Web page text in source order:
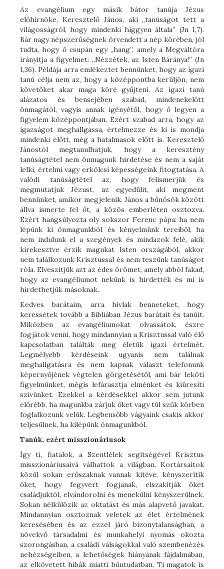
Az evangélium egy másik bátor tanúja Jézus
előhírnöke, Keresztelő János, aki „tanúságot tett a
világosságról, hogy mindenki higgyen általa” (Jn 1,7).
Bár nagy népszerűségnek örvendett a nép körében, jól
tudta, hogy ő csupán egy „hang”, amely a Megváltóra
irányítja a figyelmet: „Nézzétek, az Isten Báránya!” (Jn
1,36). Példája arra emlékeztet bennünket, hogy az igazi
tanú célja nem az, hogy a középpontba kerüljön, nem
követőket akar maga köré gyűjteni. Az igazi tanú
alázatos és bensejében szabad, mindenekelőtt
önmagától, vagyis annak igényétől, hogy ő legyen a
figyelem középpontjában. Ezért szabad arra, hogy az
igazságot meghallgassa, értelmezze és ki is mondja
mindenki előtt, még a hatalmasok előtt is. Keresztelő
Jánostól megtanulhatjuk, hogy a keresztény
tanúságtétel nem önmagunk hirdetése és nem a saját
lelki, értelmi vagy erkölcsi képességeink fitogtatása. A
valódi tanúságtétel az, hogy felismerjük és
megmutatjuk Jézust, az egyedülit, aki megment
bennünket, amikor megjelenik. János a bűnösök között
állva ismerte fel őt, a közös emberléten osztozva.
Ezért hangsúlyozta oly sokszor Ferenc pápa: ha nem
lépünk ki önmagunkból és kényelmünk tereiből, ha
nem indulunk el a szegények és mindazok felé, akik
kirekesztve érzik magukat Isten országából, akkor
nem találkozunk Krisztussal és nem teszünk tanúságot
róla. Elveszítjük azt az édes örömet, amely abból fakad,
hogy az evangéliumot nekünk is hirdették és mi is
hirdethetjük másoknak.
Kedves barátaim, arra hívlak benneteket, hogy
keressétek tovább a Bibliában Jézus barátait és tanúit.
Miközben az evangéliumokat olvassátok, észre
fogjátok venni, hogy mindannyian a Krisztussal való élő
kapcsolatban találták meg életük igazi értelmét.
Legmélyebb kérdéseink ugyanis nem találnak
meghallgatásra és nem kapnak választ telefonunk
képernyőjének végtelen görgetésétől, ami bár leköti
figyelmünket, mégis lefárasztja elménket és kiüresíti
szívünket. Ezekkel a kérdésekkel akkor sem jutunk
előrébb, ha magunkba zárjuk őket vagy túl szűk körben
foglalkozunk velük. Legbensőbb vágyaink csakis akkor
teljesülnek, ha kilépünk önmagunkból.
Tanúk, ezért misszionáriusok
Így ti, fiatalok, a Szentlélek segítségével Krisztus
misszionáriusaivá válhattok a világban. Kortársaitok
közül sokan erőszaknak vannak kitéve, kényszerítik
őket, hogy fegyvert fogjanak, elszakítják őket
családjuktól, elvándorolni és menekülni kényszerülnek.
Sokan nélkülözik az oktatást és más alapvető javakat.
Mindannyian osztoznak veletek az élet értelmének
keresésében és az ezzel járó bizonytalanságban, a
növekvő társadalmi és munkahelyi nyomás okozta
szorongásban, a családi válságokkal való szembenézés
nehézségeiben, a lehetőségek hiányának fájdalmában,
az elkövetett hibák miatti bűntudatban. Ti magatok is